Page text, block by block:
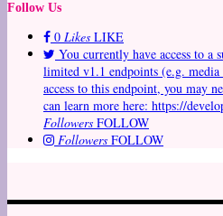
Follow Us
0 Likes LIKE
You currently have access to a
limited v1.1 endpoints (e.g.
access to this endpoint, you may
can learn more here: https://
Followers FOLLOW
Followers FOLLOW